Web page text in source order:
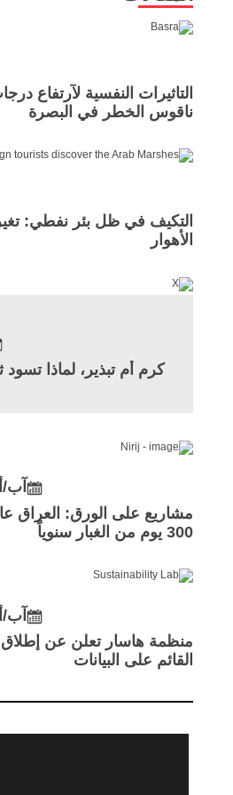
التاثيرات النفسية لآرتفاع
ناقوس الخطر في البصرة
التكيف في ظل بئر نفطي:
الأهوار
كرم أم تبذير، لماذا
آب/
مشاريع على الورق: العراق
300 يوم من الغبار سنوياً
آب/
منظمة هاسار تعلن عن إطلاق
القائم على البيانات